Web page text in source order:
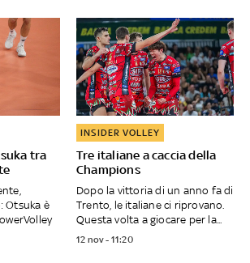
tra
Otsuka è
Tre italiane a caccia della
Champions
INSIDER VOLLEY
Dopo la vittoria di un anno fa di
Trento, le italiane ci riprovano.
Questa volta a giocare per la...
12 nov - 11:20